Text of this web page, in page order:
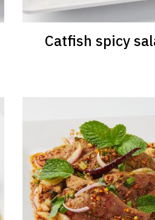
Catfish spicy